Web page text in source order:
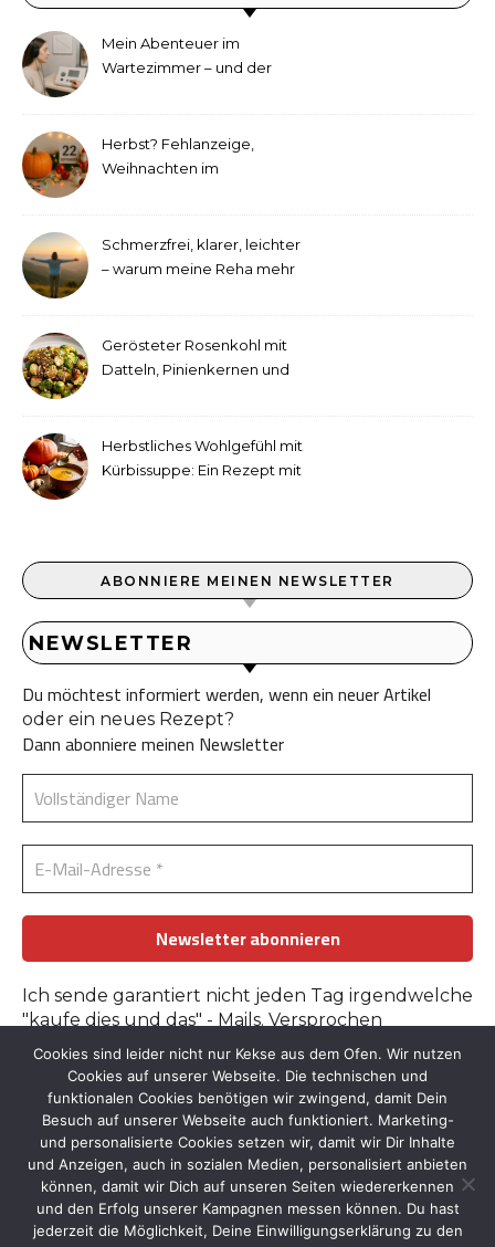
Mein Abenteuer im
Wartezimmer – und der
Herbst? Fehlanzeige,
Weihnachten im
Schmerzfrei, klarer, leichter
– warum meine Reha mehr
Gerösteter Rosenkohl mit
Datteln, Pinienkernen und
Herbstliches Wohlgefühl mit
Kürbissuppe: Ein Rezept mit
ABONNIERE MEINEN NEWSLETTER
NEWSLETTER
Du möchtest informiert werden, wenn ein neuer Artikel
oder ein neues Rezept?
Dann abonniere meinen Newsletter
Ich sende garantiert nicht jeden Tag irgendwelche
"kaufe dies und das" - Mails. Versprochen
Erfahre mehr in der Datenschutzerklärung.
Kontakt :: Bildnachweise ::Datenschutz
Impressum
Cookies sind leider nicht nur Kekse aus dem Ofen. Wir nutzen
Cookies auf unserer Webseite. Die technischen und
funktionalen Cookies benötigen wir zwingend, damit Dein
Besuch auf unserer Webseite auch funktioniert. Marketing-
und personalisierte Cookies setzen wir, damit wir Dir Inhalte
und Anzeigen, auch in sozialen Medien, personalisiert anbieten
können, damit wir Dich auf unseren Seiten wiedererkennen
und den Erfolg unserer Kampagnen messen können. Du hast
jederzeit die Möglichkeit, Deine Einwilligungserklärung zu den